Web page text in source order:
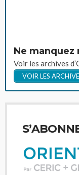
Ne manquez
Voir les archives
VOIR LES